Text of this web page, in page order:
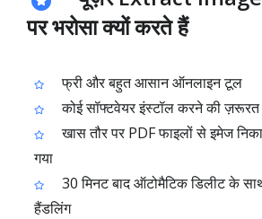
पर भरोसा क्यों करते हैं
फ्री और बहुत आसान ऑनलाइन टूल
कोई सॉफ्टवेयर इंस्टॉल करने की ज़रूरत
खास तौर पर PDF फाइलों से इमेज
गया
30 मिनट बाद ऑटोमैटिक डिलीट के
हैंडलिंग